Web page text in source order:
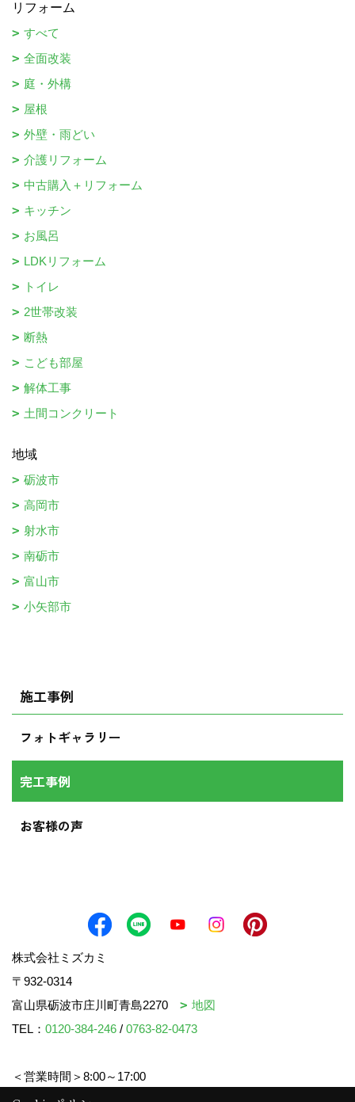
リフォーム
すべて
全面改装
庭・外構
屋根
外壁・雨どい
介護リフォーム
中古購入＋リフォーム
キッチン
お風呂
LDKリフォーム
トイレ
2世帯改装
断熱
こども部屋
解体工事
土間コンクリート
地域
砺波市
高岡市
射水市
南砺市
富山市
小矢部市
施工事例
フォトギャラリー
完工事例
お客様の声
株式会社ミズカミ
〒932-0314
富山県砺波市庄川町青島2270
地図
TEL： 0120-384-246 / 0763-82-0473
＜営業時間＞8:00～17:00